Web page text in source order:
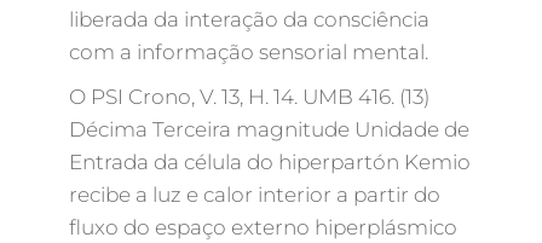
liberada da interação da consciência
com a informação sensorial mental.
O PSI Crono, V. 13, H. 14. UMB 416. (13)
Décima Terceira magnitude Unidade de
Entrada da célula do hiperpartón Kemio
recibe a luz e calor interior a partir do
fluxo do espaço externo hiperplásmico